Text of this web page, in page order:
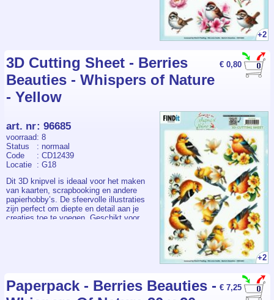
+2
€ 0,80
3D Cutting Sheet - Berries
Beauties - Whispers of Nature
- Yellow
+2
art. nr: 96685
voorraad: 8
Status
: normaal
Code
: CD12439
Locatie : G18
Dit 3D knipvel is ideaal voor het maken
van kaarten, scrapbooking en andere
papierhobby’s. De sfeervolle illustraties
zijn perfect om diepte en detail aan je
creaties toe te voegen. Geschikt voor
€ 7,25
Paperpack - Berries Beauties -